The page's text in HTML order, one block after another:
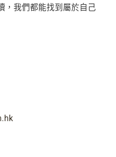
，我們都能找到屬於自己